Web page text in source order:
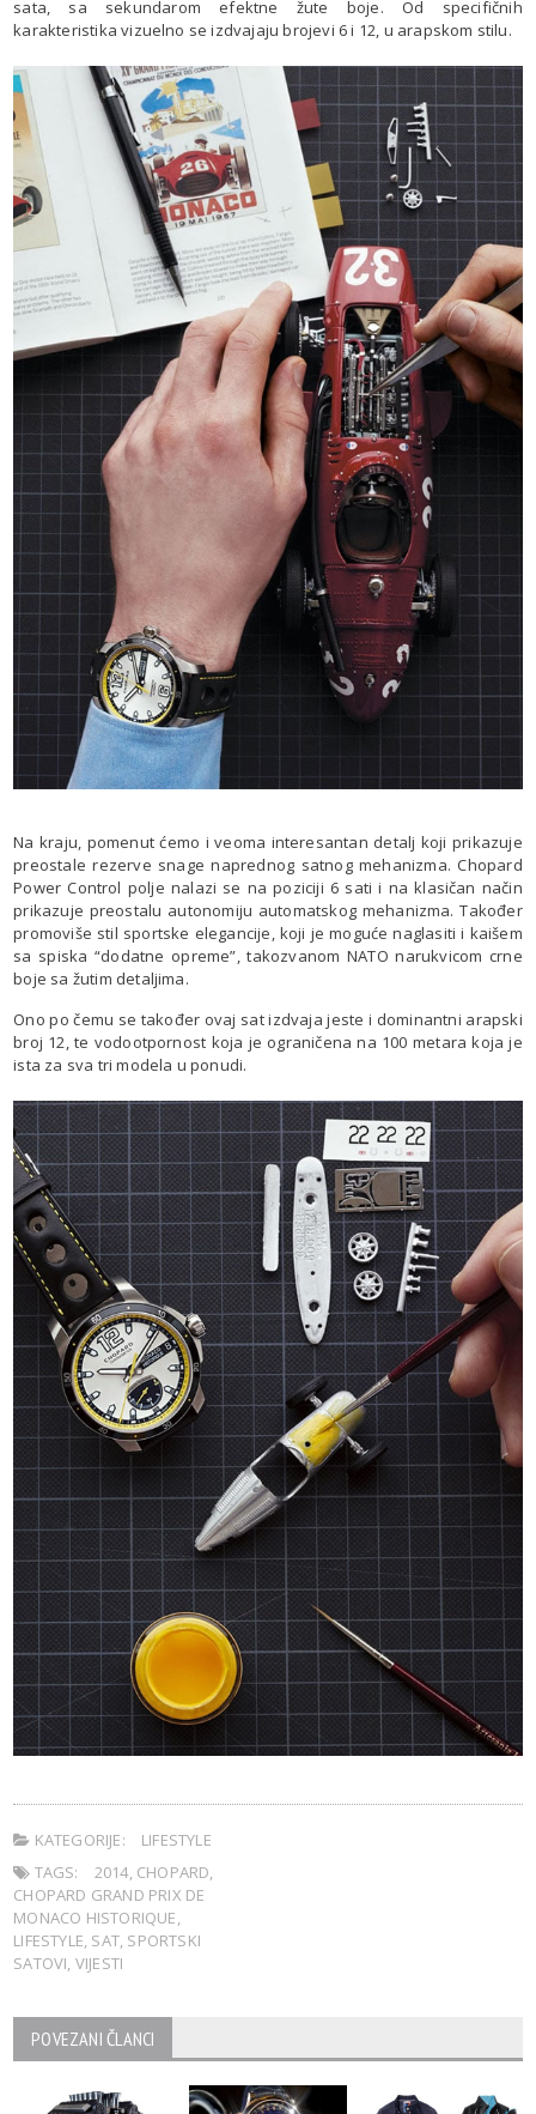
sata, sa sekundarom efektne žute boje. Od specifičnih
karakteristika vizuelno se izdvajaju brojevi 6 i 12, u arapskom stilu.
Na kraju, pomenut ćemo i veoma interesantan detalj koji prikazuje
preostale rezerve snage naprednog satnog mehanizma. Chopard
Power Control polje nalazi se na poziciji 6 sati i na klasičan način
prikazuje preostalu autonomiju automatskog mehanizma. Također
promoviše stil sportske elegancije, koji je moguće naglasiti i kaišem
sa spiska “dodatne opreme”, takozvanom NATO narukvicom crne
boje sa žutim detaljima.
Ono po čemu se također ovaj sat izdvaja jeste i dominantni arapski
broj 12, te vodootpornost koja je ograničena na 100 metara koja je
ista za sva tri modela u ponudi.
KATEGORIJE:
LIFESTYLE
TAGS:
2014, CHOPARD,
CHOPARD GRAND PRIX DE
MONACO HISTORIQUE,
LIFESTYLE, SAT, SPORTSKI
SATOVI, VIJESTI
POVEZANI ČLANCI